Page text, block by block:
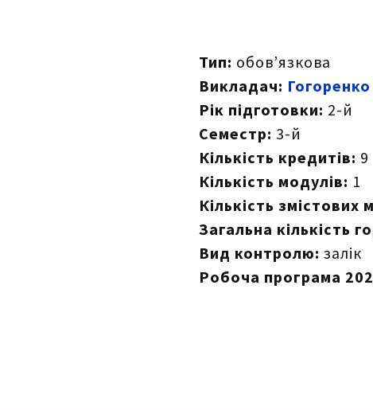
Тип: обов’язкова
Викладач:
Рік підготовки: 2-й
Семестр: 3-й
Кількість кредитів: 9
Кількість модулів: 1
Кількість змістових
Загальна кількість
Вид контролю: залік
Робоча програма